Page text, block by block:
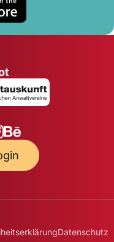
Datenschutz